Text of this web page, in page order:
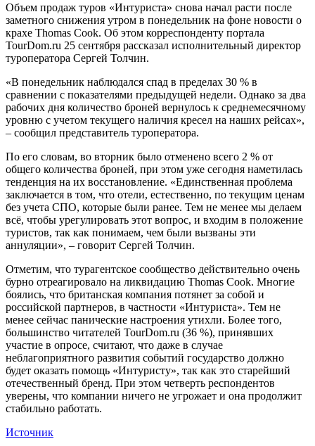
Объем продаж туров «Интуриста» снова начал расти после
заметного снижения утром в понедельник на фоне новости о
крахе Thomas Cook. Об этом корреспонденту портала
TourDom.ru 25 сентября рассказал исполнительный директор
туроператора Сергей Толчин.
«В понедельник наблюдался спад в пределах 30 % в
сравнении с показателями предыдущей недели. Однако за два
рабочих дня количество броней вернулось к среднемесячному
уровню с учетом текущего наличия кресел на наших рейсах»,
– сообщил представитель туроператора.
По его словам, во вторник было отменено всего 2 % от
общего количества броней, при этом уже сегодня наметилась
тенденция на их восстановление. «Единственная проблема
заключается в том, что отели, естественно, по текущим ценам
без учета СПО, которые были ранее. Тем не менее мы делаем
всё, чтобы урегулировать этот вопрос, и входим в положение
туристов, так как понимаем, чем были вызваны эти
аннуляции», – говорит Сергей Толчин.
Отметим, что турагентское сообщество действительно очень
бурно отреагировало на ликвидацию Thomas Cook. Многие
боялись, что британская компания потянет за собой и
российской партнеров, в частности «Интуриста». Тем не
менее сейчас панические настроения утихли. Более того,
большинство читателей TourDom.ru (36 %), принявших
участие в опросе, считают, что даже в случае
неблагоприятного развития событий государство должно
будет оказать помощь «Интуристу», так как это старейший
отечественный бренд. При этом четверть респондентов
уверены, что компании ничего не угрожает и она продолжит
стабильно работать.
Источник